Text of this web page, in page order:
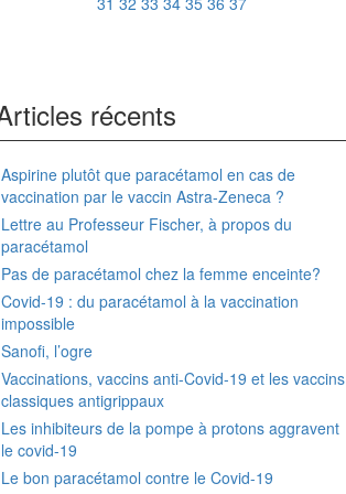
récents
Aspirine plutôt que paracétamol en cas de
vaccination par le vaccin Astra-Zeneca ?
Lettre au Professeur Fischer, à propos du
paracétamol
Pas de paracétamol chez la femme enceinte?
Covid-19 : du paracétamol à la vaccination
impossible
Sanofi, l’ogre
Vaccinations, vaccins anti-Covid-19 et les vaccins
classiques antigrippaux
Les inhibiteurs de la pompe à protons aggravent
le covid-19
Le bon paracétamol contre le Covid-19